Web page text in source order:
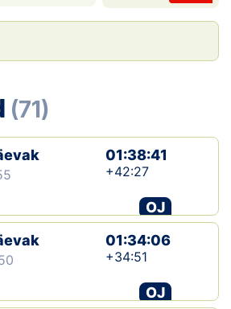
(71)
01:38:41
+42:27
OJ
01:34:06
+34:51
OJ